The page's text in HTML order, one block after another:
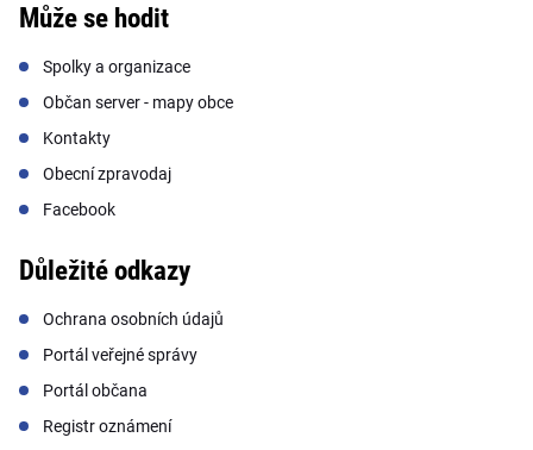
Může se hodit
Spolky a organizace
Občan server - mapy obce
Kontakty
Obecní zpravodaj
Facebook
Důležité odkazy
Ochrana osobních údajů
Portál veřejné správy
Portál občana
Registr oznámení